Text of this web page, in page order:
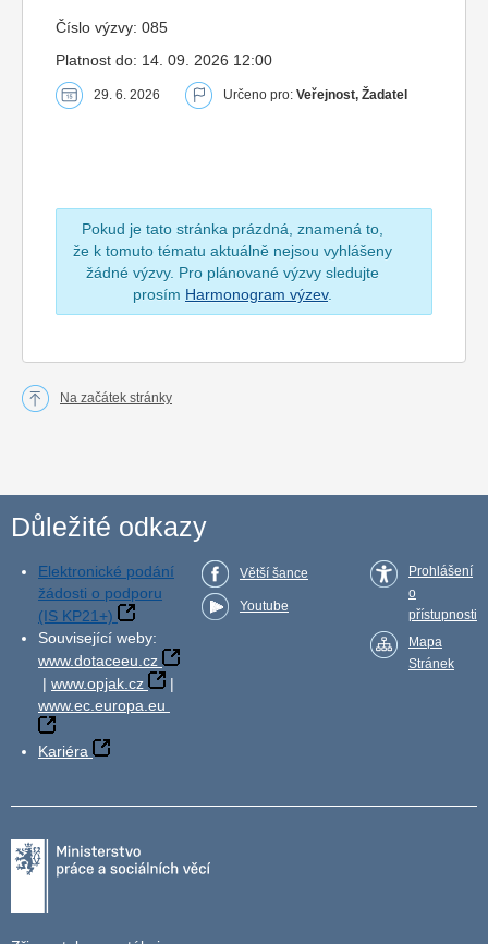
Číslo výzvy: 085
Platnost do: 14. 09. 2026 12:00
29. 6. 2026 Určeno pro: Veřejnost, Žadatel
Pokud je tato stránka prázdná, znamená to,
že k tomuto tématu aktuálně nejsou vyhlášeny
žádné výzvy. Pro plánované výzvy sledujte
prosím Harmonogram výzev.
Na začátek stránky
Důležité odkazy
Elektronické podání
žádosti o podporu
(IS KP21+)
Související weby:
www.dotaceeu.cz
| www.opjak.cz
|
www.ec.europa.eu
Kariéra
Větší šance
Youtube
Prohlášení
o
přístupnosti
Mapa
Stránek